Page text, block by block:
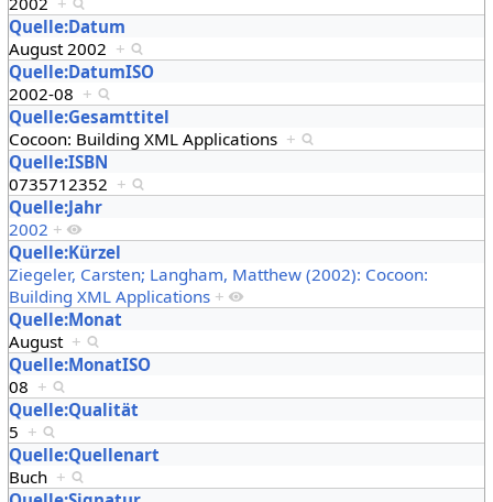
Quelle:Datum
August 2002 +
Quelle:DatumISO
2002-08 +
Quelle:Gesamttitel
Cocoon: Building XML Applications +
Quelle:ISBN
0735712352 +
Quelle:Jahr
2002 +
Quelle:Kürzel
Ziegeler, Carsten; Langham, Matthew (2002): Cocoon:
Building XML Applications +
Quelle:Monat
August +
Quelle:MonatISO
08 +
Quelle:Qualität
5 +
Quelle:Quellenart
Buch +